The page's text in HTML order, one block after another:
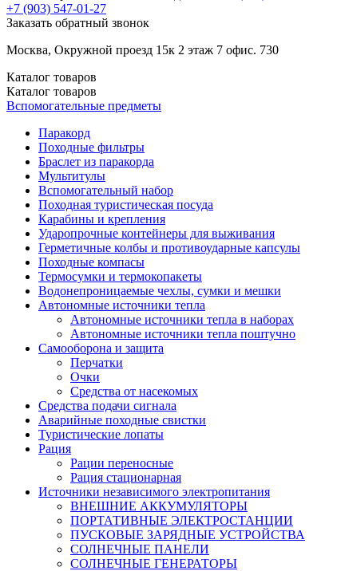
+7 (903) 547-01-27
Заказать обратный звонок
Москва, Окружной проезд 15к 2 этаж 7 офис. 730
Каталог товаров
Каталог товаров
Вспомогательные предметы
Паракорд
Походные фильтры
Браслет из паракорда
Мультитулы
Вспомогательный набор
Походная туристическая посуда
Карабины и крепления
Ударопрочные контейнеры для выживания
Герметичные колбы и противоударные капсулы
Походные компасы
Термосумки и термокопакеты
Водонепроницаемые чехлы, сумки и мешки
Автономные источники тепла
Автономные источники тепла в наборах
Автономные источники тепла поштучно
Самооборона и защита
Перчатки
Очки
Средства от насекомых
Средства подачи сигнала
Аварийные походные свистки
Туристические лопаты
Рация
Рации переносные
Рация стационарная
Источники независимого электропитания
ВНЕШНИЕ АККУМУЛЯТОРЫ
ПОРТАТИВНЫЕ ЭЛЕКТРОСТАНЦИИ
ПУСКОВЫЕ ЗАРЯДНЫЕ УСТРОЙСТВА
СОЛНЕЧНЫЕ ПАНЕЛИ
СОЛНЕЧНЫЕ ГЕНЕРАТОРЫ